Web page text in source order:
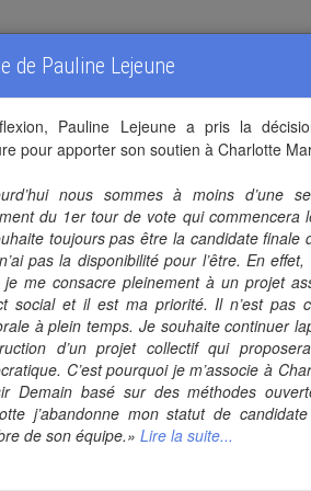
véritable démocratie
respect de
Priorité 1
La population au cœur des
et de l'action locale”
“
de Pauline Lejeune
Pauline Lejeune a pris la
pour apporter son soutien à Charlotte
nous sommes à moins d’une
du 1er tour de vote qui commencera
toujours pas être la candidate finale
pas la disponibilité pour l’être. En
je me consacre pleinement à un projet
social et il est ma priorité. Il n’est pas
à plein temps. Je souhaite continuer
d’un projet collectif qui
C’est pourquoi je m’associe à
Demain basé sur des méthodes
j’abandonne mon statut de
de son équipe.» Lire la suite...